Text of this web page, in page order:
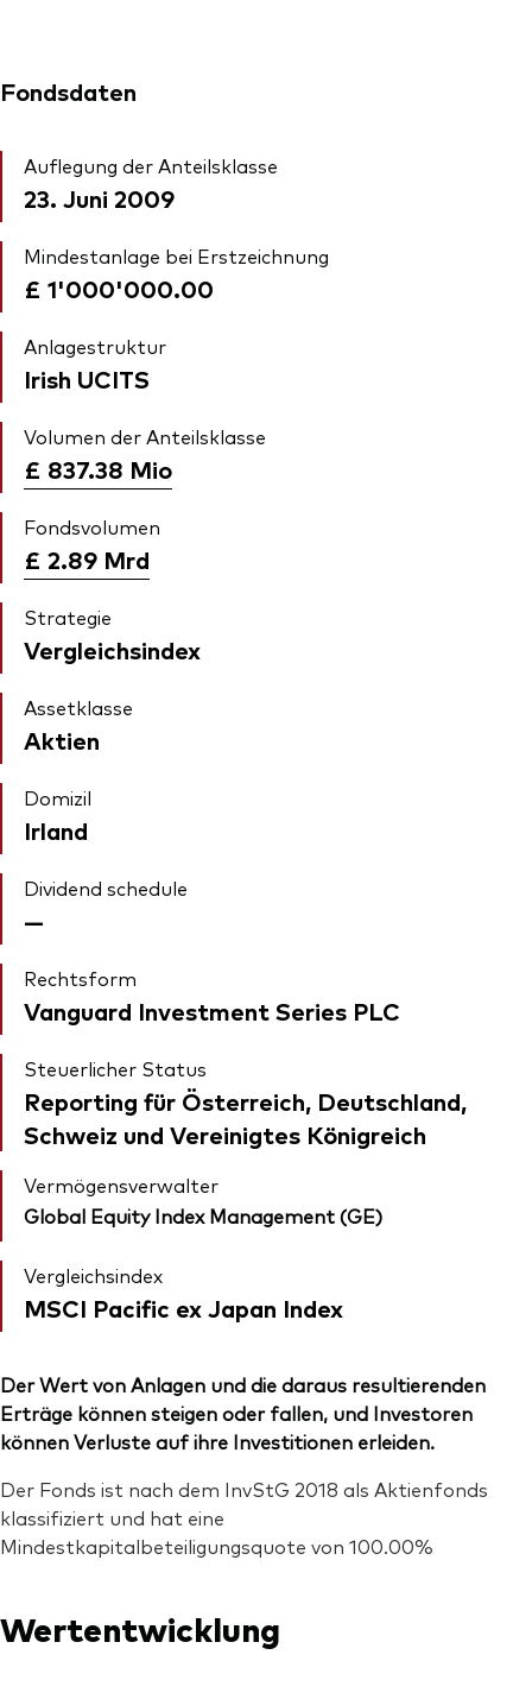
Fondsdaten
Auflegung der Anteilsklasse
23. Juni 2009
Mindestanlage bei Erstzeichnung
£ 1'000'000.00
Anlagestruktur
Irish UCITS
Volumen der Anteilsklasse
£ 837.38 Mio
Fondsvolumen
£ 2.89 Mrd
Strategie
Vergleichsindex
Assetklasse
Aktien
Domizil
Irland
Dividend schedule
—
Rechtsform
Vanguard Investment Series PLC
Steuerlicher Status
Reporting für Österreich, Deutschland,
Schweiz und Vereinigtes Königreich
Vermögensverwalter
Global Equity Index Management (GE)
Vergleichsindex
MSCI Pacific ex Japan Index
Der Wert von Anlagen und die daraus resultierenden
Erträge können steigen oder fallen, und Investoren
können Verluste auf ihre Investitionen erleiden.
Der Fonds ist nach dem InvStG 2018 als Aktienfonds
klassifiziert und hat eine
Mindestkapitalbeteiligungsquote von 100.00%
Wertentwicklung